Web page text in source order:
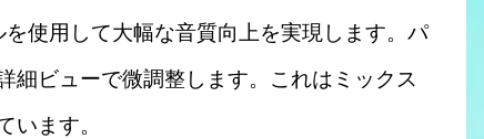
使用して大幅な音質向上を実現します。パ
細ビューで微調整します。これはミックス
ます。